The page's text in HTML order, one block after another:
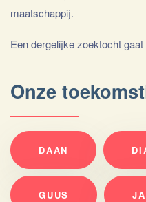
maatschappij.
Een dergelijke zoektocht
Onze
DAAN
GUUS